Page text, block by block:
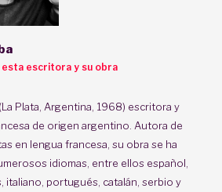
esta escritora y su obra
Plata, Argentina, 1968) escritora y
de origen argentino. Autora de
en lengua francesa, su obra se ha
idiomas, entre ellos español,
italiano, portugués, catalán, serbio y